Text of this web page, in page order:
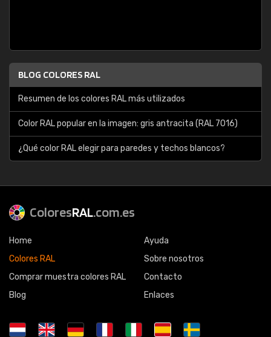
BLOG COLORES RAL
Resumen de los colores RAL más utilizados
Color RAL popular en la imagen: gris antracita (RAL 7016)
¿Qué color RAL elegir para paredes y techos blancos?
ColoresRAL.com.es
Home
Colores RAL
Comprar muestra colores RAL
Blog
Ayuda
Sobre nosotros
Contacto
Enlaces